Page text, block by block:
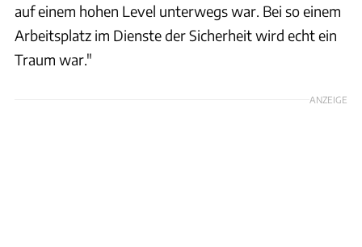
auf einem hohen Level unterwegs war. Bei so einem
Arbeitsplatz im Dienste der Sicherheit wird echt ein
Traum war."
ANZEIGE